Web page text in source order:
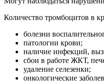
Количество тромбоцитов в
болезни
патологии крови;
наличие инфекций,
сбои в работе ЖКТ,
удаление селезенки;
онкологические